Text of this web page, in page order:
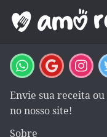
Envie sua receita
no nosso site!
Sobre